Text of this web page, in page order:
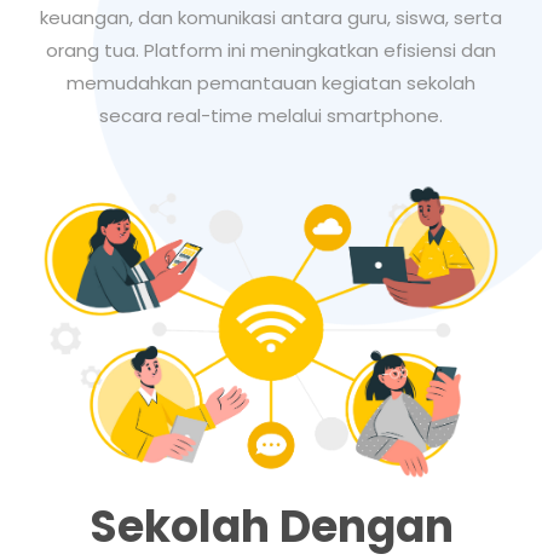
keuangan, dan komunikasi antara guru, siswa, serta
orang tua. Platform ini meningkatkan efisiensi dan
memudahkan pemantauan kegiatan sekolah
secara real-time melalui smartphone.
Sekolah Dengan